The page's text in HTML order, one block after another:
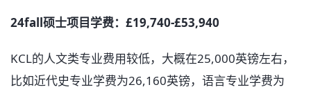
24fall硕士项目学费：£19,740-£53,940
KCL的人文类专业费用较低，大概在25,000英镑左右，
比如近代史专业学费为26,160英镑，语言专业学费为